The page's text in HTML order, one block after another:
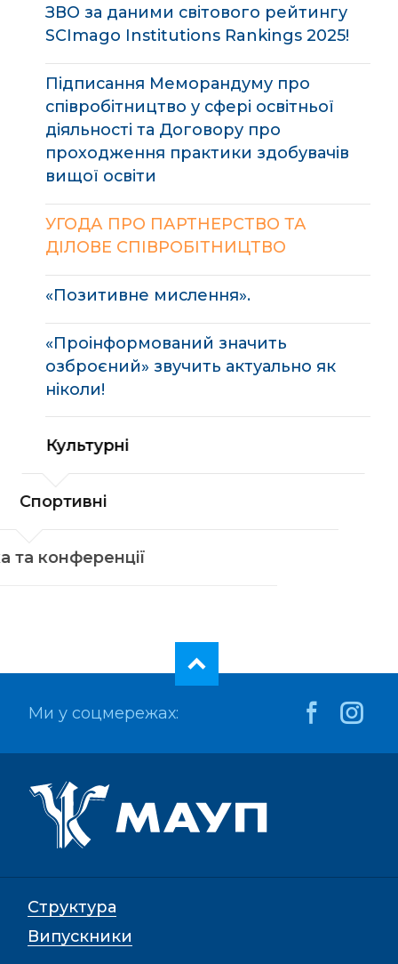
ЗВО за даними світового рейтингу
SCImago Institutions Rankings 2025!
Підписання Меморандуму про
співробітництво у сфері освітньої
діяльності та Договору про
проходження практики здобувачів
вищої освіти
УГОДА ПРО ПАРТНЕРСТВО ТА
ДІЛОВЕ СПІВРОБІТНИЦТВО
«Позитивне мислення».
«Проінформований значить
озброєний» звучить актуально як
ніколи!
Культурні
Спортивні
Наука та конференції
Ми у соцмережах:
Структура
Випускники